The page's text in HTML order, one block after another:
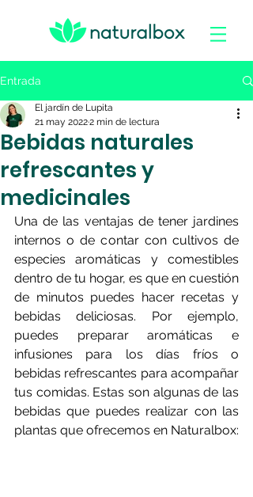
Entrada
Bebidas naturales
refrescantes y
medicinales
El jardín de Lupita
21 may 20222 min de lectura
Una de las ventajas de tener jardines
internos o de contar con cultivos de
especies aromáticas y comestibles
dentro de tu hogar, es que en cuestión
de minutos puedes hacer recetas y
bebidas deliciosas. Por ejemplo,
puedes preparar aromáticas e
infusiones para los días fríos o
bebidas refrescantes para acompañar
tus comidas. Estas son algunas de las
bebidas que puedes realizar con las
plantas que ofrecemos en Naturalbox: